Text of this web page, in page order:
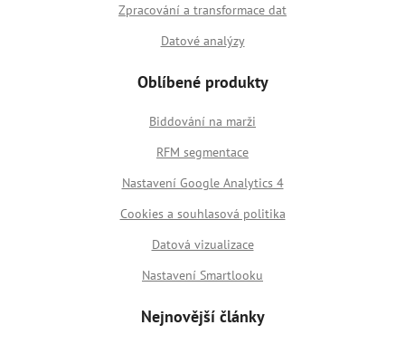
Zpracování a transformace dat
Datové analýzy
Oblíbené produkty
Biddování na marži
RFM segmentace
Nastavení Google Analytics 4
Cookies a souhlasová politika
Datová vizualizace
Nastavení Smartlooku
Nejnovější články